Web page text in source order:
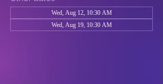
Wed, Aug 12, 10:30 AM
Wed, Aug 19, 10:30 AM